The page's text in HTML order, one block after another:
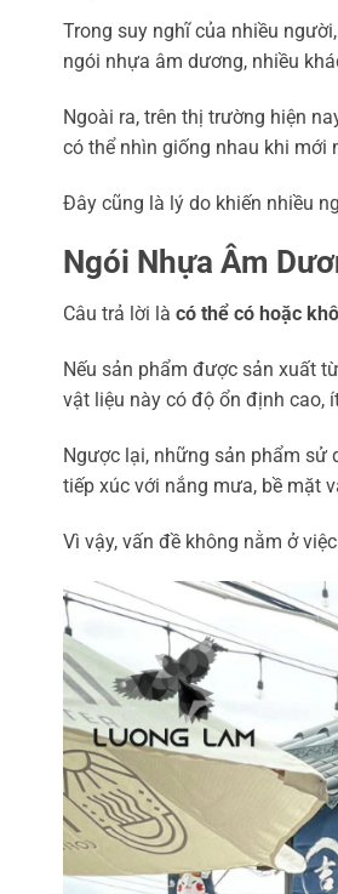
Trong suy nghĩ của nhiều
ngói nhựa âm dương, nhiều
Ngoài ra, trên thị trường hiện
có thể nhìn giống nhau khi mới
Đây cũng là lý do khiến nhiều
Ngói Nhựa Âm
Câu trả lời là có thể có hoặc
Nếu sản phẩm được sản xuất
vật liệu này có độ ổn định cao,
Ngược lại, những sản phẩm sử
tiếp xúc với nắng mưa, bề mặt
Vì vậy, vấn đề không nằm ở